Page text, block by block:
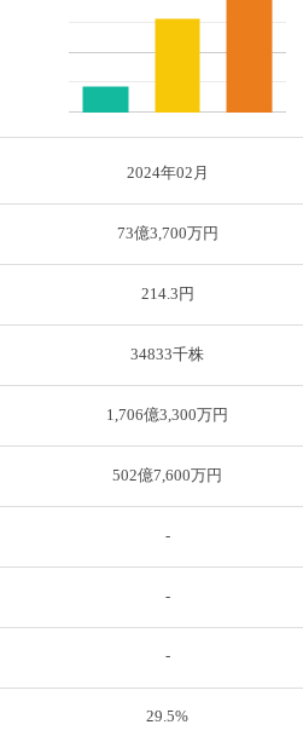
2024年02月
73億3,700万円
214.3円
34833千株
1,706億3,300万円
502億7,600万円
-
-
-
29.5%